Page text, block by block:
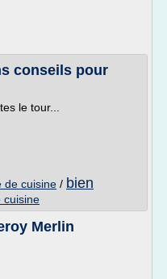
conseils pour
le tour...
de cuisine / bien
cuisine
Merlin